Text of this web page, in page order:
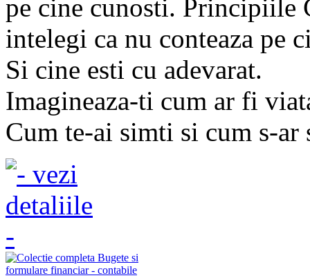
pe cine cunosti. Principiile
intelegi ca nu conteaza pe
Si cine esti cu adevarat.
Imagineaza-ti cum ar fi
Cum te-ai simti si cum s-ar